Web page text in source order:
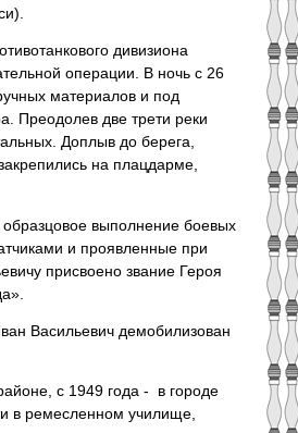
дивизиона
операции. В ночь с 26
материалов и под
Преодолев две трети реки
Доплыв до берега,
на плацдарме,
выполнение боевых
и проявленные при
присвоено звание Героя
Васильевич демобилизован
с 1949 года ‑ в городе
в ремесленном училище,